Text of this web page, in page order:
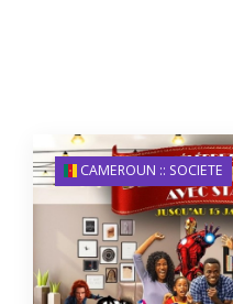
CAMEROUN :: SOCIETE